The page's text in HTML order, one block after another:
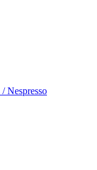
Nespresso